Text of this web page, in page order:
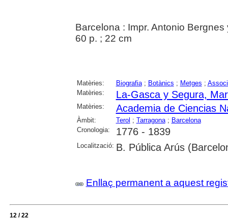
Barcelona : Impr. Antonio Bergnes
60 p. ; 22 cm
Matèries: Biografia; Botànics ; Metges ;
Matèries:
La-Gasca y Segura,
Matèries: Academia de Ciencias
Àmbit: Terol ; Tarragona; Barcelona
Cronologia:
1776 - 1839
Localització: B. Pública Arús
Enllaç permanent a aquest
12 / 22